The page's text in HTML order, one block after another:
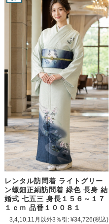
レンタル訪問着 ライトグリー
ン螺鈿正絹訪問着 緑色 長身 結
婚式 七五三 身長１５６～１７
１ｃｍ 品番１００８１
3,4,10,11月以外3％引: ¥34,726(税込)